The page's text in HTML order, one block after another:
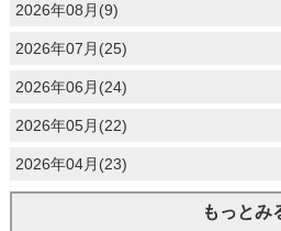
2026年08月(9)
2026年07月(25)
2026年06月(24)
2026年05月(22)
2026年04月(23)
もっとみ